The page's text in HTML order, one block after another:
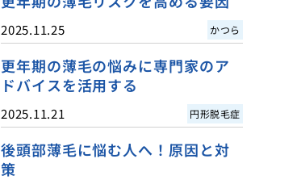
2025.11.25 かつら
更年期の薄毛の悩みに専門家のア
ドバイスを活用する
2025.11.21 円形脱毛症
後頭部薄毛に悩む人へ！原因と対
策